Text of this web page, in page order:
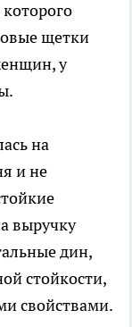
щетки
у
на
и не
выручку
дин,
стойкости,
свойствами.